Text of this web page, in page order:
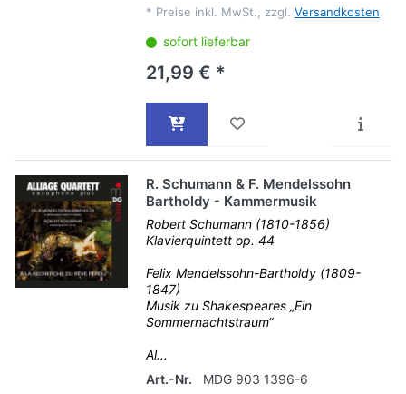
* Preise inkl. MwSt., zzgl. Versandkosten
sofort lieferbar
21,99 € *
R. Schumann & F. Mendelssohn
Bartholdy - Kammermusik
Robert Schumann (1810-1856)
Klavierquintett op. 44
Felix Mendelssohn-Bartholdy (1809-
1847)
Musik zu Shakespeares „Ein
Sommernachtstraum“
Al...
Art.-Nr.
MDG 903 1396-6